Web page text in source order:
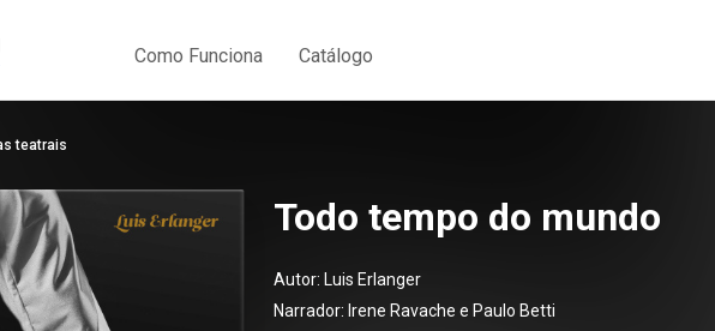
Como Funciona Catálogo
teatrais
Todo tempo do mundo
Autor: Luis Erlanger
Narrador: Irene Ravache e Paulo Betti